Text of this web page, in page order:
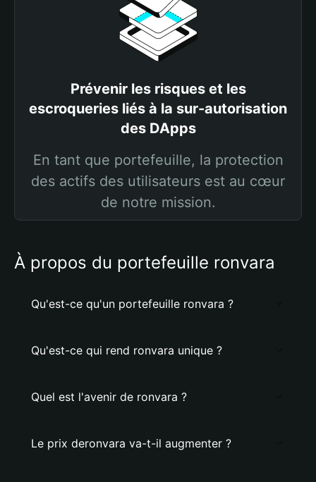
Prévenir les risques et les
escroqueries liés à la sur-autorisation
des DApps
En tant que portefeuille, la protection
des actifs des utilisateurs est au cœur
de notre mission.
À propos du portefeuille ronvara
Qu'est-ce qu'un portefeuille ronvara ?
Qu'est-ce qui rend ronvara unique ?
Quel est l'avenir de ronvara ?
Le prix deronvara va-t-il augmenter ?